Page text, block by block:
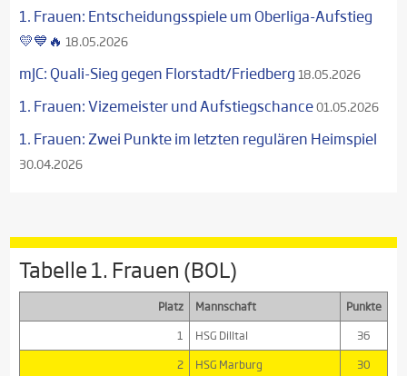
1. Frauen: Entscheidungsspiele um Oberliga-Aufstieg
💛💙🔥 18.05.2026
mJC: Quali-Sieg gegen Florstadt/Friedberg 18.05.2026
1. Frauen: Vizemeister und Aufstiegschance01.05.2026
1. Frauen: Zwei Punkte im letzten regulären Heimspiel
30.04.2026
Tabelle 1. Frauen (BOL)
Platz Mannschaft
Punkte
1
HSG Dilltal
36
2
HSG Marburg
30